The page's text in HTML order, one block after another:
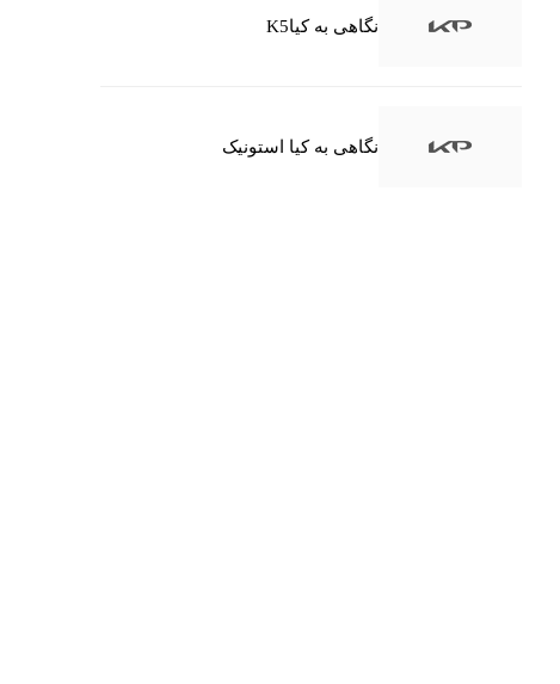
نگاهی به کیاK5
نگاهی به کیا استونیک